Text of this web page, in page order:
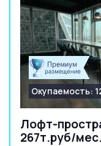
Лофт-
267т.руб/мес.
Окупаемость: